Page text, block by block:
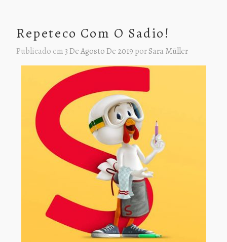
Repeteco Com O Sadio!
Publicado em3 De Agosto De 2019 porSara Müller